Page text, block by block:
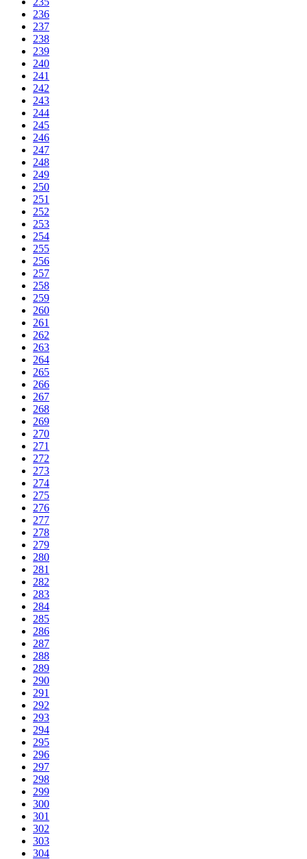
236
237
238
239
240
241
242
243
244
245
246
247
248
249
250
251
252
253
254
255
256
257
258
259
260
261
262
263
264
265
266
267
268
269
270
271
272
273
274
275
276
277
278
279
280
281
282
283
284
285
286
287
288
289
290
291
292
293
294
295
296
297
298
299
300
301
302
303
304